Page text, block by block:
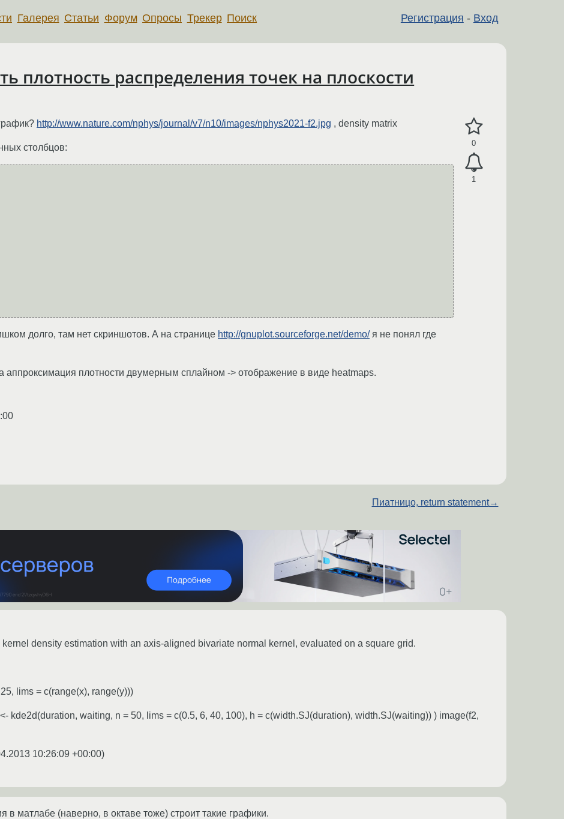
Регистрация - Вход
Галерея Статьи Форум Опросы Трекер Поиск
плотность распределения точек на плоскости
0
1
http://www.nature.com/nphys/journal/v7/n10/images/nphys2021-f2.jpg , density matrix
столбцов:
долго, там нет скриншотов. А на странице http://gnuplot.sourceforge.net/demo/я не понял где
аппроксимация плотности двумерным сплайном -> отображение в виде heatmaps.
Пиатницо, return statement→
density estimation with an axis-aligned bivariate normal kernel, evaluated on a square grid.
lims = c(range(x), range(y)))
kde2d(duration, waiting, n = 50, lims = c(0.5, 6, 40, 100), h = c(width.SJ(duration), width.SJ(waiting)) ) image(f2,
10:26:09 +00:00)
в матлабе (наверно, в октаве тоже) строит такие графики.